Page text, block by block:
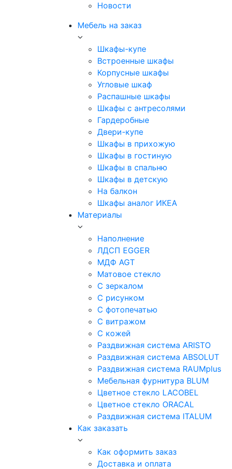
Новости
Мебель на заказ
Шкафы-купе
Встроенные шкафы
Корпусные шкафы
Угловые шкаф
Распашные шкафы
Шкафы с антресолями
Гардеробные
Двери-купе
Шкафы в прихожую
Шкафы в гостиную
Шкафы в спальню
Шкафы в детскую
На балкон
Шкафы аналог ИКЕА
Материалы
Наполнение
ЛДСП EGGER
МДФ AGT
Матовое стекло
С зеркалом
С рисунком
С фотопечатью
С витражом
С кожей
Раздвижная система ARISTO
Раздвижная система ABSOLUT
Раздвижная система RAUMplus
Мебельная фурнитура BLUM
Цветное стекло LACOBEL
Цветное стекло ORACAL
Раздвижная система ITALUM
Как заказать
Как оформить заказ
Доставка и оплата